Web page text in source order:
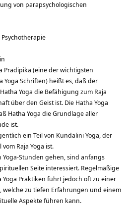
von parapsychologischen
Pradipika (eine der wichtigsten
Yoga Schriften) heißt es, daß der
Yoga die Befähigung zum Raja
über den Geist ist. Die Hatha Yoga
Hatha Yoga die Grundlage aller
ist.
ein Teil von Kundalini Yoga, der
Raja Yoga ist.
Yoga-Stunden gehen, sind anfangs
Seite interessiert. Regelmäßige
Praktiken führt jedoch oft zu einer
zu tiefen Erfahrungen und einem
Aspekte führen kann.